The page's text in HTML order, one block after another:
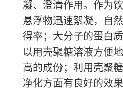
凝、澄清作用。作为
悬浮物迅速絮凝，自
得率；大分子的蛋白
以用壳聚糖溶液方便
高的成份；利用壳聚
净化方面有良好的效果